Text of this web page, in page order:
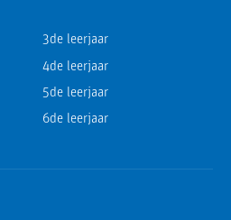
3de leerjaar
4de leerjaar
5de leerjaar
6de leerjaar